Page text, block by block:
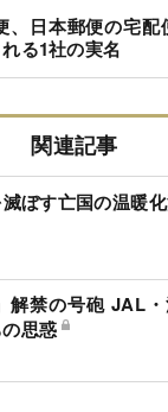
、日本郵便の宅
る1社の実名
関連記事
ぼす亡国の温暖
解禁の号砲 JAL
思惑